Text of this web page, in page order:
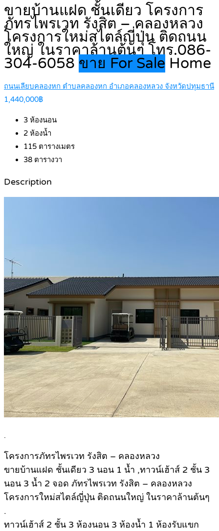
ขายบ้านแฝด ชั้นเดียว โครงการ
ภัทรไพรเวท รังสิต – คลองหลวง
โครงการใหม่สไตล์ญี่ปุ่น ติดถนน
ใหญ่ ในราคาล้านต้นๆ โทร.086-
304-6058 ขาย For Sale Home
ถนนเลียบคลองหก ตำบลคลองหก อำเภอคลองหลวง จังหวัดปทุมธานี
1,440,000฿
3 ห้องนอน
2 ห้องน้ำ
115 ตารางเมตร
38 ตารางวา
Description
.
โครงการภัทรไพรเวท รังสิต – คลองหลวง
ขายบ้านแฝด ชั้นเดียว 3 นอน 1 น้ำ ,ทาวน์เฮ้าส์ 2 ชั้น 3
นอน 3 น้ำ 2 จอด ภัทรไพรเวท รังสิต – คลองหลวง
โครงการใหม่สไตล์ญี่ปุ่น ติดถนนใหญ่ ในราคาล้านต้นๆ
.
ทาวน์เฮ้าส์ 2 ชั้น 3 ห้องนอน 3 ห้องน้ำ 1 ห้องรับแขก